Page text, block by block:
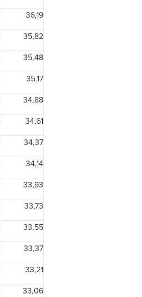
36,19
35,82
35,48
35,17
34,88
34,61
34,37
34,14
33,93
33,73
33,55
33,37
33,21
33,06